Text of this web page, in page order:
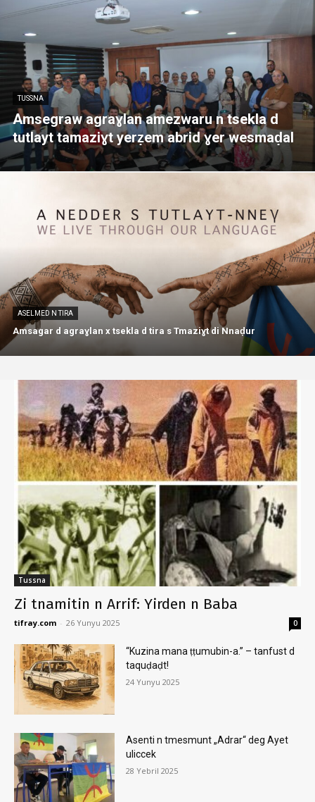
TUSSNA
Amsegraw agraɣlan amezwaru n tsekla d
tutlayt tamaziɣt yerẓem abrid ɣer wesmaḍal
ASELMED N TIRA
Amsagar d agraɣlan x tsekla d tira s Tmaziɣt di Nnaḍur
Tussna
Zi tnamitin n Arrif: Yirden n Baba
tifray.com - 26 Yunyu 2025 0
“Kuzina mana ṭṭumubin-a.” – tanfust d
taquḍaḍt!
24 Yunyu 2025
Asenti n tmesmunt „Adrar“ deg Ayet
uliccek
28 Yebril 2025